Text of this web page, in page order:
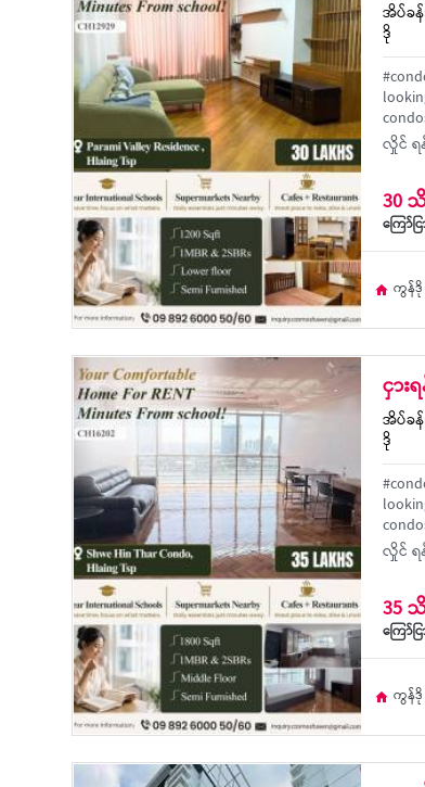
အိပ်ခန်
ဒို
လှိုင် ရ
30
ကြော်င
ကွန်ဒို
ငှာ
အိပ်ခန်
ဒို
လှိုင် ရ
35
ကြော်င
ကွန်ဒို